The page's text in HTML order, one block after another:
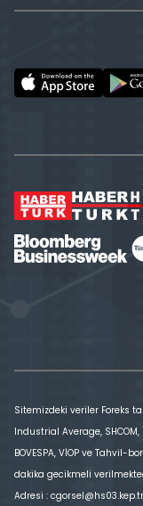
Sitemizdeki veriler Foreks
Industrial Average, SHCOM,
BOVESPA, VİOP ve Tahvil-
dakika gecikmeli
Adresi : cgorsel@hs03.kep.tr